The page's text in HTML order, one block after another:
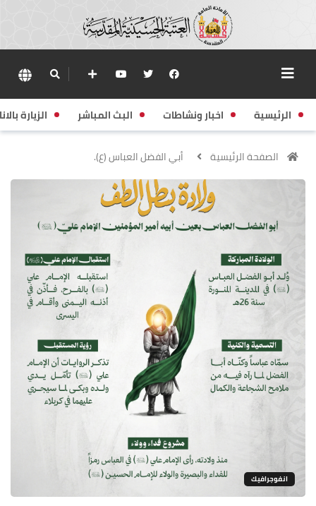
الرئيسية اخبار ونشاطات البث المباشر الزيارة
الصفحة الرئيسية أبي الفضل العباس (ع).
انفوجرافيك